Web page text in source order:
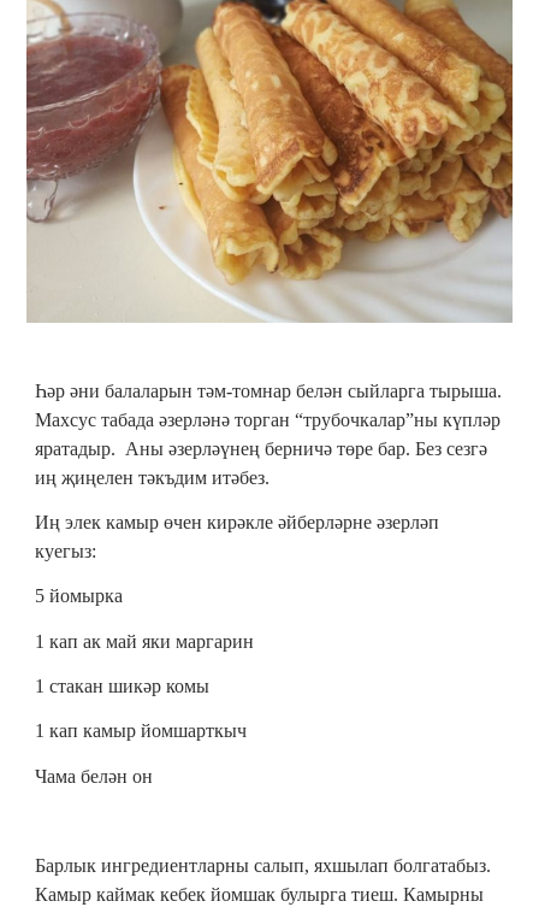
Һәр әни балаларын тәм-томнар белән сыйларга тырыша.
Махсус табада әзерләнә торган “трубочкалар”ны күпләр
яратадыр. Аны әзерләүнең берничә төре бар. Без сезгә
иң җиңелен тәкъдим итәбез.
Иң элек камыр өчен кирәкле әйберләрне әзерләп
куегыз:
5 йомырка
1 кап ак май яки маргарин
1 стакан шикәр комы
1 кап камыр йомшарткыч
Чама белән он
Барлык ингредиентларны салып, яхшылап болгатабыз.
Камыр каймак кебек йомшак булырга тиеш. Камырны